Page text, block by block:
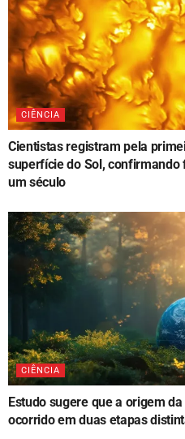
CIÊNCIA
Cientistas registram pela
superfície do Sol,
um século
CIÊNCIA
Estudo sugere que a origem
ocorrido em duas etapas